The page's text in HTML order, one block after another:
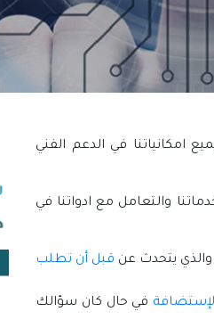
امكانياتنا في الدعم الفني
والتعامل مع ادواتنا في
يتحدث عن قبل أن تطلب
في حال كان سؤالك